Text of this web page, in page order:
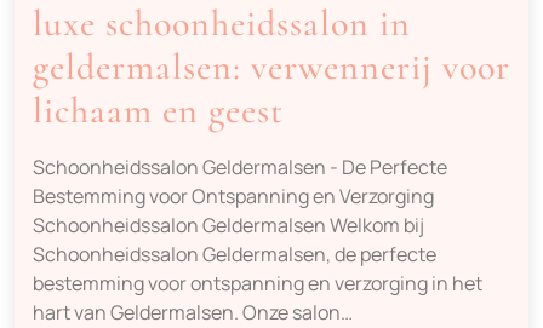
luxe schoonheidssalon in
geldermalsen: verwennerij voor
lichaam en geest
Schoonheidssalon Geldermalsen - De Perfecte
Bestemming voor Ontspanning en Verzorging
Schoonheidssalon Geldermalsen Welkom bij
Schoonheidssalon Geldermalsen, de perfecte
bestemming voor ontspanning en verzorging in het
hart van Geldermalsen. Onze salon…